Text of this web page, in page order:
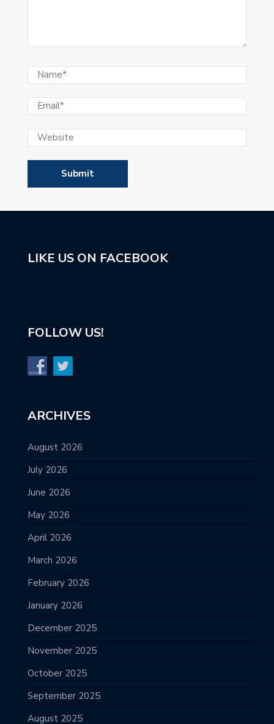
LIKE US ON FACEBOOK
FOLLOW US!
ARCHIVES
August 2026
July 2026
June 2026
May 2026
April 2026
March 2026
February 2026
January 2026
December 2025
November 2025
October 2025
September 2025
August 2025